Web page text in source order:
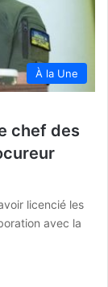
À la Une
chef des
licencié les
avec la